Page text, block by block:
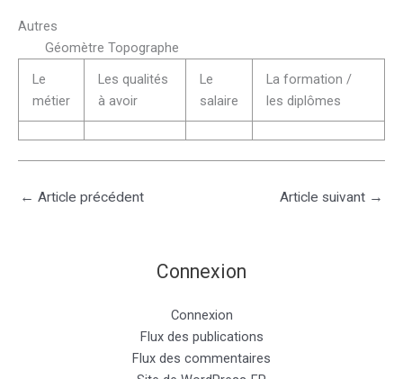
Autres
Géomètre Topographe
Le
métier
Les qualités
à avoir
Le
salaire
La formation /
les diplômes
← Article précédent Article suivant →
Connexion
Connexion
Flux des publications
Flux des commentaires